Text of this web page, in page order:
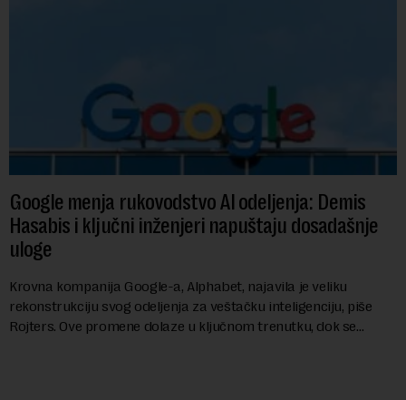
Google menja rukovodstvo AI odeljenja: Demis
Hasabis i ključni inženjeri napuštaju dosadašnje
uloge
Krovna kompanija Google-a, Alphabet, najavila je veliku
rekonstrukciju svog odeljenja za veštačku inteligenciju, piše
Rojters. Ove promene dolaze u ključnom trenutku, dok se